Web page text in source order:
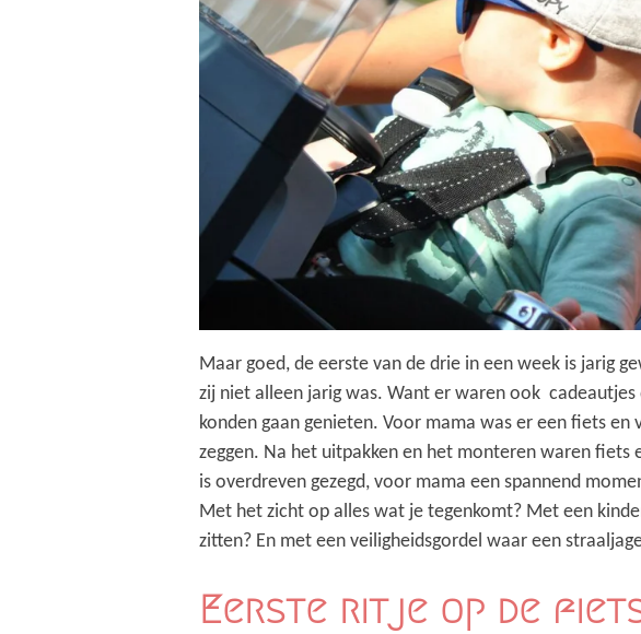
Maar goed, de eerste van de drie in een week is jarig
zij niet alleen jarig was. Want er waren ook
konden gaan genieten. Voor mama was er een fiets
zeggen. Na het uitpakken en het monteren waren
is overdreven gezegd, voor mama een spannend
Met het zicht op alles wat je tegenkomt? Met een
zitten? En met een veiligheidsgordel waar een
Eerste ritje op de